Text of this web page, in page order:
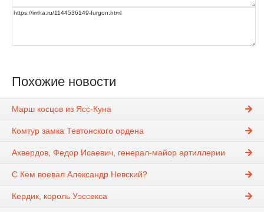
Похожие новости
Марш косцов из Ясс-Куна
Комтур замка Тевтонского ордена
Ахвердов, Федор Исаевич, генерал-майор артиллерии
С Кем воевал Александр Невский?
Кердик, король Уэссекса